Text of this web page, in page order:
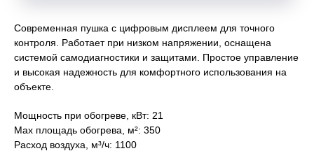
Современная пушка с цифровым дисплеем для точного
контроля. Работает при низком напряжении, оснащена
системой самодиагностики и защитами. Простое управление
и высокая надежность для комфортного использования на
объекте.
Мощность при обогреве, кВт: 21
Max площадь обогрева, м²: 350
Расход воздуха, м³/ч: 1100